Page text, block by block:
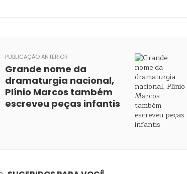
PUBLICAÇÃO ANTERIOR
Grande nome da
dramaturgia nacional,
Plínio Marcos também
escreveu peças infantis